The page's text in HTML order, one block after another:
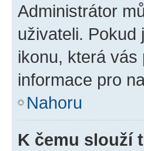
Administrátor
uživateli.
ikonu, která
informace pro
Nahoru
K čemu slouží